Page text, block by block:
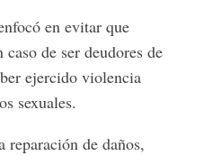
en evitar que
de ser deudores de
ejercido violencia
sexuales.
reparación de daños,